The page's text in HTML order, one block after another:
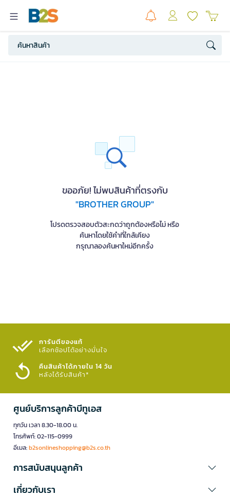
ขออภัย! ไม่พบสินค้าที่ตรงกับ
"BROTHER GROUP"
โปรดตรวจสอบตัวสะกดว่าถูกต้องหรือไม่ หรือ
ค้นหาโดยใช้คำที่ใกล้เคียง
กรุณาลองค้นหาใหม่อีกครั้ง
การันตีของแท้
เลือกช้อปได้อย่างมั่นใจ​
คืนสินค้าได้ภายใน 14 วัน
หลังได้รับสินค้า*
ศูนย์บริการลูกค้าบีทูเอส
ทุกวัน เวลา 8.30-18.00 น.
โทรศัพท์: 02-115-0999
อีเมล:b2sonlineshopping@b2s.co.th
การสนับสนุนลูกค้า
เกี่ยวกับเรา